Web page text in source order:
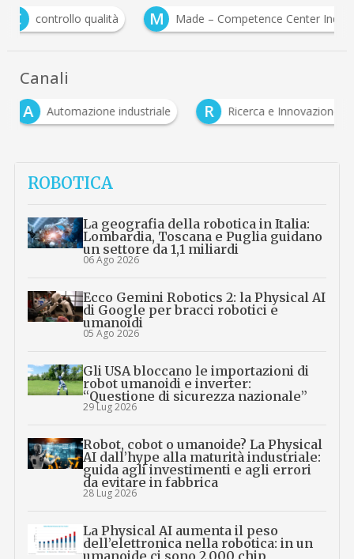
C
controllo qualità M Made – Competence Center
Canali
A
Automazione industriale R Ricerca e Innovazione
ROBOTICA
La geografia della robotica in Italia:
Lombardia, Toscana e Puglia guidano
un settore da 1,1 miliardi
06 Ago 2026
Ecco Gemini Robotics 2: la Physical AI
di Google per bracci robotici e
umanoidi
05 Ago 2026
Gli USA bloccano le importazioni di
robot umanoidi e inverter:
“Questione di sicurezza nazionale”
29 Lug 2026
Robot, cobot o umanoide? La Physical
AI dall’hype alla maturità industriale:
guida agli investimenti e agli errori
da evitare in fabbrica
28 Lug 2026
La Physical AI aumenta il peso
dell’elettronica nella robotica: in un
umanoide ci sono 2.000 chip